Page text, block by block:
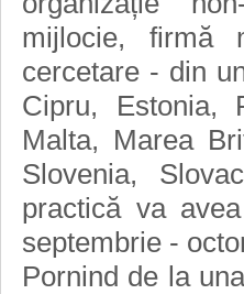
mijlocie, firmă
cercetare - din
Cipru, Estonia,
Malta, Marea
Slovenia,
practică va
septembrie -
Pornind de la